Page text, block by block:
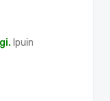
Ipuin